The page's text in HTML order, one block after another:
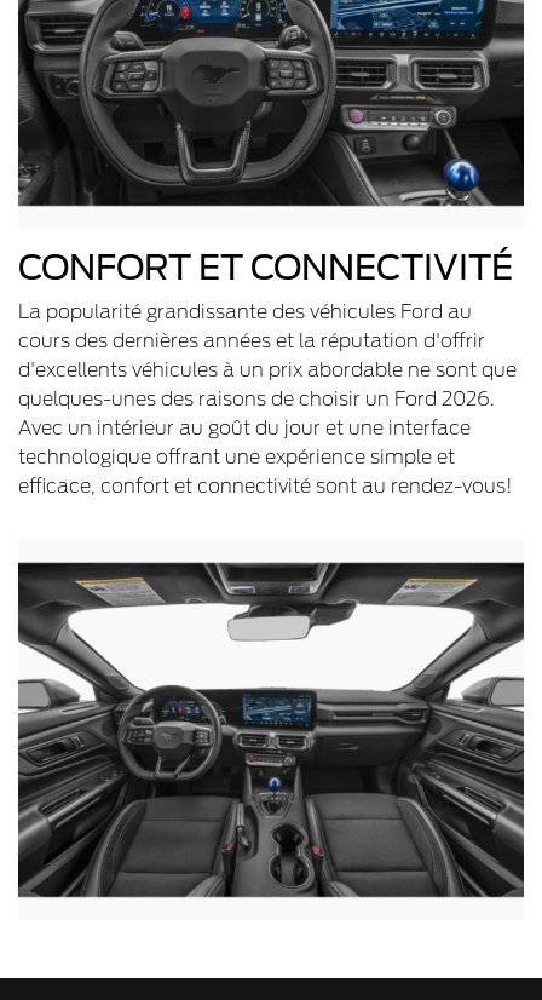
CONFORT ET CONNECTIVITÉ
La popularité grandissante des véhicules Ford au
cours des dernières années et la réputation d'offrir
d'excellents véhicules à un prix abordable ne sont que
quelques-unes des raisons de choisir un Ford 2026.
Avec un intérieur au goût du jour et une interface
technologique offrant une expérience simple et
efficace, confort et connectivité sont au rendez-vous!